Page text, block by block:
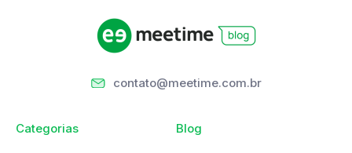
contato@meetime.com.br
Categorias Blog